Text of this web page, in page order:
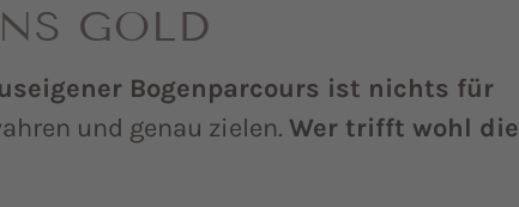
GOLD
Bogenparcours ist nichts für
und genau zielen.Wer trifft wohl die